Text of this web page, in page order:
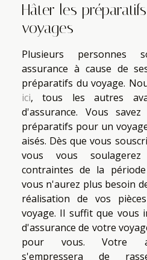
Hâter les
voyages
Plusieurs personnes
assurance à cause de
préparatifs du voyage.
ici, tous les autres
d'assurance. Vous
préparatifs pour un
aisés. Dès que vous
vous vous
contraintes de la
vous n'aurez plus besoin
réalisation de vos
voyage. Il suffit que vous
d'assurance de votre
pour vous. Votre
s'empressera de